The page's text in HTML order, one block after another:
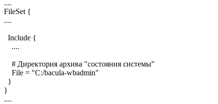
....
FileSet {
....
Include {
....
# Директория архива "состояния системы"
File = "C:/bacula-wbadmin"
}
}
....